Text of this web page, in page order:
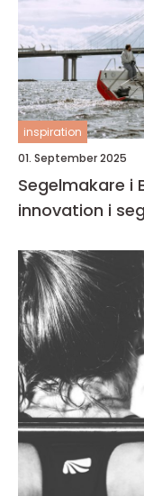
inspiration
01. September 2025
Segelmakare i
innovation i